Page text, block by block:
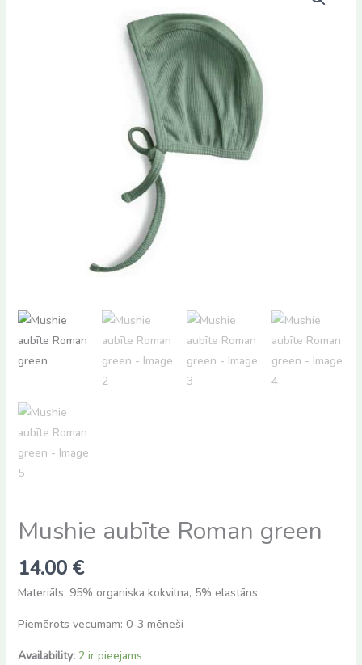
Mushie aubīte Roman green
14.00 €
Materiāls: 95% organiska kokvilna, 5% elastāns
Piemērots vecumam: 0-3 mēneši
Availability: 2 ir pieejams